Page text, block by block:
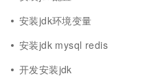
安装jdk环境变量
安装jdk mysql redis
开发安装jdk